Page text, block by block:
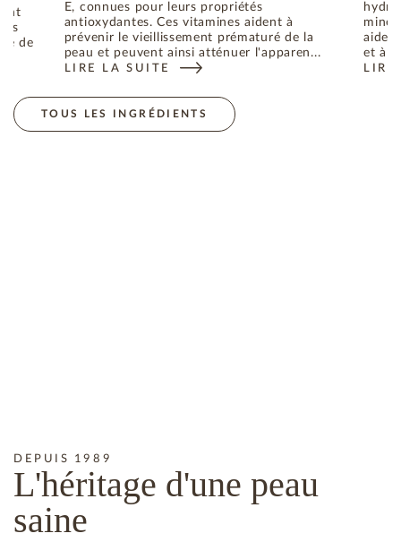
de
E, connues pour leurs propriétés
antioxydantes. Ces vitamines aident à
prévenir le vieillissement prématuré de la
peau et peuvent ainsi atténuer l'apparen...
LIRE LA SUITE
: L'HUILE D'ABRICOT, L'INGRÉDIENT AUX
et à
:
TOUS LES INGRÉDIENTS
DEPUIS 1989
L'héritage d'une peau
saine